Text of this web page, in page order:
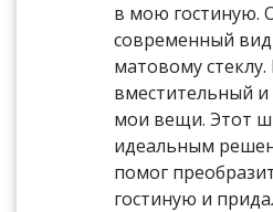
в мою гостиную.
современный вид
матовому
вместительный
мои вещи. Этот
идеальным
помог
гостиную и